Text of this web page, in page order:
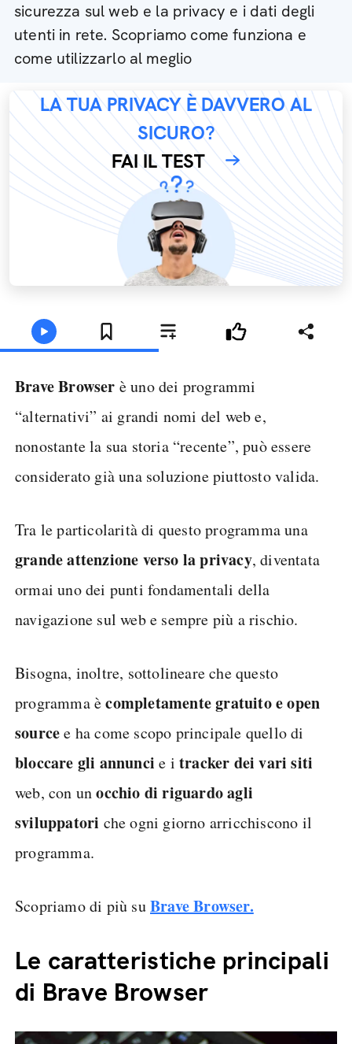
sicurezza sul web e la privacy e i dati degli
utenti in rete. Scopriamo come funziona e
come utilizzarlo al meglio
LA TUA PRIVACY È DAVVERO AL
SICURO?
FAI IL TEST
Brave Browser è uno dei programmi
“alternativi” ai grandi nomi del web e,
nonostante la sua storia “recente”, può essere
considerato già una soluzione piuttosto valida.
Tra le particolarità di questo programma una
grande attenzione verso la privacy, diventata
ormai uno dei punti fondamentali della
navigazione sul web e sempre più a rischio.
Bisogna, inoltre, sottolineare che questo
programma ècompletamente gratuito e open
sourcee ha come scopo principale quello di
bloccare gli annunci e i tracker dei vari siti
web, con unocchio di riguardo agli
sviluppatori che ogni giorno arricchiscono il
programma.
Scopriamo di più suBrave Browser.
Le caratteristiche principali
di Brave Browser